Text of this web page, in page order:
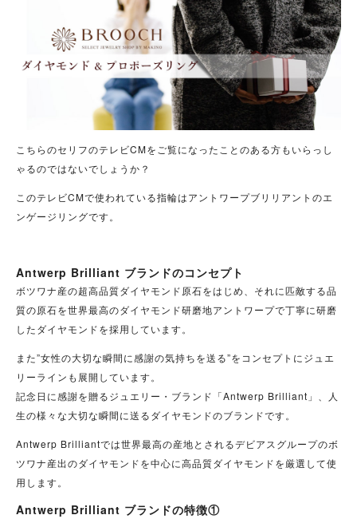
こちらのセリフのテレビCMをご覧になったことのある方もいらっし
ゃるのではないでしょうか？
このテレビCMで使われている指輪はアントワープブリリアントのエ
ンゲージリングです。
Antwerp Brilliant ブランドのコンセプト
ボツワナ産の超高品質ダイヤモンド原石をはじめ、それに匹敵する品
質の原石を世界最高のダイヤモンド研磨地アントワープで丁寧に研磨
したダイヤモンドを採用しています。
また”女性の大切な瞬間に感謝の気持ちを送る”をコンセプトにジュエ
リーラインも展開しています。
記念日に感謝を贈るジュエリー・ブランド「Antwerp Brilliant」、人
生の様々な大切な瞬間に送るダイヤモンドのブランドです。
Antwerp Brilliantでは世界最高の産地とされるデビアスグループのボ
ツワナ産出のダイヤモンドを中心に高品質ダイヤモンドを厳選して使
用します。
Antwerp Brilliant ブランドの特徴①